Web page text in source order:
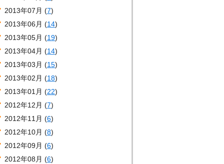
2013年07月 (7)
2013年06月 (14)
2013年05月 (19)
2013年04月 (14)
2013年03月 (15)
2013年02月 (18)
2013年01月 (22)
2012年12月 (7)
2012年11月 (6)
2012年10月 (8)
2012年09月 (6)
2012年08月 (6)